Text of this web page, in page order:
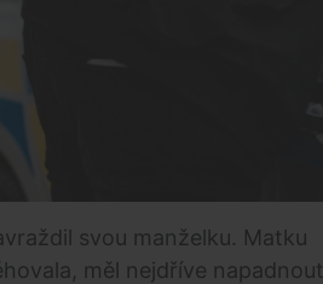
svou manželku. Matku
měl nejdříve napadnout,